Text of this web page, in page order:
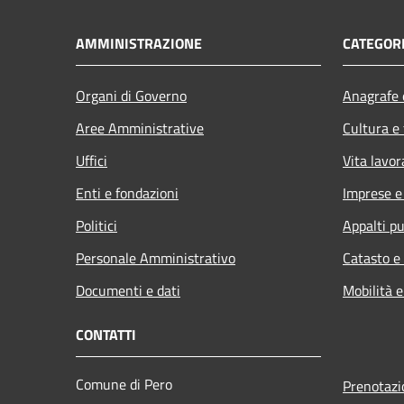
AMMINISTRAZIONE
Organi di Governo
Aree Amministrative
Uffici
Enti e fondazioni
Politici
Personale Amministrativo
Documenti e dati
Cultura
Vita
Imprese
Appalti
Catasto
Mobilità
CONTATTI
Comune di Pero